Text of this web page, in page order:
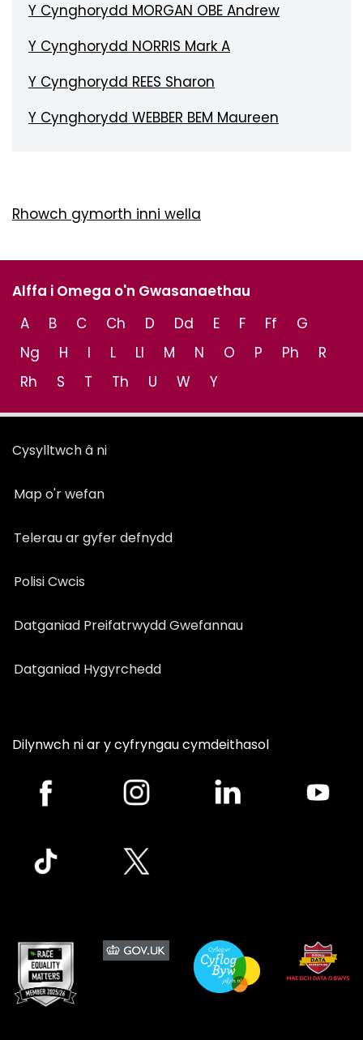
Y Cynghorydd MORGAN OBE Andrew
Y Cynghorydd NORRIS Mark A
Y Cynghorydd REES Sharon
Y Cynghorydd WEBBER BEM Maureen
Rhowch gymorth inni wella
Alffa i Omega o'n Gwasanaethau
A
B C Ch D Dd E F Ff
G
Ng
H I L Ll M N O P Ph
R
Rh
S T Th U W Y
Cysylltwch â ni
Map o'r wefan
Telerau ar gyfer defnydd
Polisi Cwcis
Datganiad Preifatrwydd Gwefannau
Datganiad Hygyrchedd
Dilynwch ni ar y cyfryngau cymdeithasol